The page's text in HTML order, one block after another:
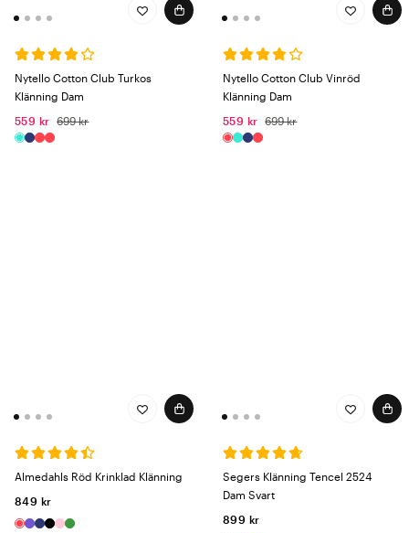
Nytello Cotton Club Turkos
Klänning Dam
559 kr
699 kr
Nytello Cotton Club Vinröd
Klänning Dam
559 kr
699 kr
Almedahls Röd Krinklad Klänning
849 kr
Segers Klänning Tencel 2524
Dam Svart
899 kr